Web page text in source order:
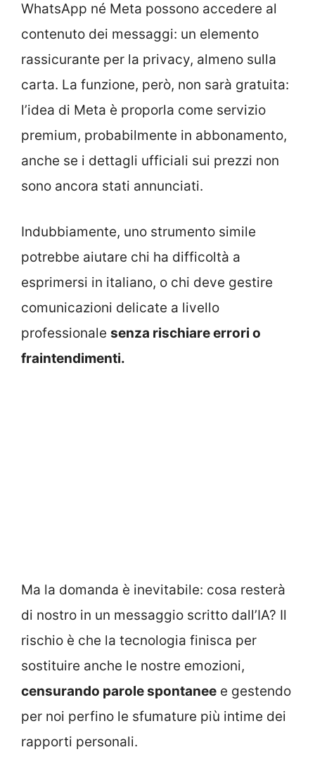
WhatsApp né Meta possono accedere al
contenuto dei messaggi: un elemento
rassicurante per la privacy, almeno sulla
carta. La funzione, però, non sarà gratuita:
l’idea di Meta è proporla come servizio
premium, probabilmente in abbonamento,
anche se i dettagli ufficiali sui prezzi non
sono ancora stati annunciati.
Indubbiamente, uno strumento simile
potrebbe aiutare chi ha difficoltà a
esprimersi in italiano, o chi deve gestire
comunicazioni delicate a livello
professionale senza rischiare errori o
fraintendimenti.
Ma la domanda è inevitabile: cosa resterà
di nostro in un messaggio scritto dall’IA? Il
rischio è che la tecnologia finisca per
sostituire anche le nostre emozioni,
censurando parole spontanee e gestendo
per noi perfino le sfumature più intime dei
rapporti personali.